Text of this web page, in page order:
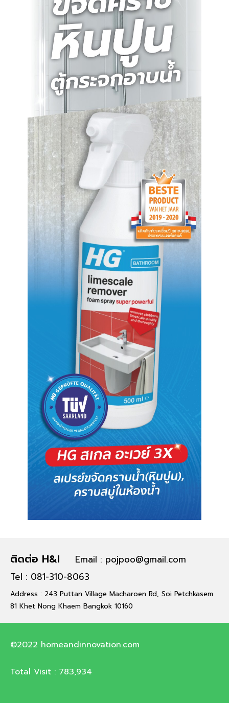
ติดต่อ H&I
Email : pojpoo@gmail.com
Tel : 081-310-8063
Address : 243 Puttan Village Macharoen Rd, Soi Petchkasem
81 Khet Nong Khaem Bangkok 10160
©2022 homeandinnovation.com
Total Visit : 783,934